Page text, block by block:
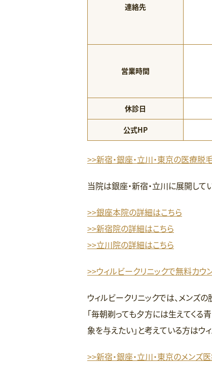
連絡先
営業時間
休診日
公式HP
>>新宿・銀座・立川・東京の医療脱
当院は銀座・新宿・立川に展開して
>>銀座本院の詳細はこちら
>>新宿院の詳細はこちら
>>立川院の詳細はこちら
>>ウィルビークリニックで無料カウ
ウィルビークリニックでは、メンズの
「毎朝剃っても夕方には生えてくる
象を与えたい」と考えている方はウ
>>新宿・銀座・立川・東京のメンズ